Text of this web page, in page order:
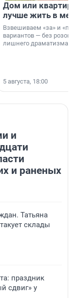
Дом или
лучше жить в
Взвешиваем «за» и
вариантов — без
лишнего драматизма.
5 августа, 18:00
и
и раненых
Татьяна
склады
праздник
сдвиг» у